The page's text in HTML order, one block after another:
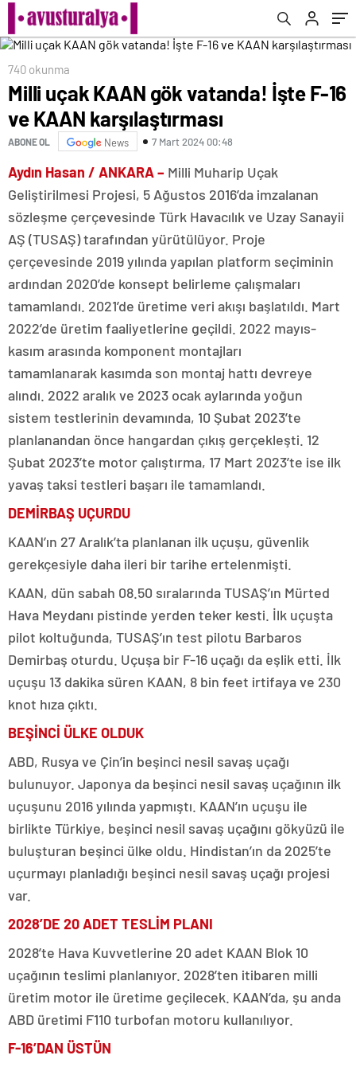
740 okunma
Milli uçak KAAN gök vatanda! İşte F-16
ve KAAN karşılaştırması
ABONE OL News 7 Mart 2024 00:48
Aydın Hasan / ANKARA – Milli Muharip Uçak
Geliştirilmesi Projesi, 5 Ağustos 2016’da imzalanan
sözleşme çerçevesinde Türk Havacılık ve Uzay Sanayii
AŞ (TUSAŞ) tarafından yürütülüyor. Proje
çerçevesinde 2019 yılında yapılan platform seçiminin
ardından 2020’de konsept belirleme çalışmaları
tamamlandı. 2021’de üretime veri akışı başlatıldı. Mart
2022’de üretim faaliyetlerine geçildi. 2022 mayıs-
kasım arasında komponent montajları
tamamlanarak kasımda son montaj hattı devreye
alındı. 2022 aralık ve 2023 ocak aylarında yoğun
sistem testlerinin devamında, 10 Şubat 2023’te
planlanandan önce hangardan çıkış gerçekleşti. 12
Şubat 2023’te motor çalıştırma, 17 Mart 2023’te ise ilk
yavaş taksi testleri başarı ile tamamlandı.
DEMİRBAŞ UÇURDU
KAAN’ın 27 Aralık’ta planlanan ilk uçuşu, güvenlik
gerekçesiyle daha ileri bir tarihe ertelenmişti.
KAAN, dün sabah 08.50 sıralarında TUSAŞ’ın Mürted
Hava Meydanı pistinde yerden teker kesti. İlk uçuşta
pilot koltuğunda, TUSAŞ’ın test pilotu Barbaros
Demirbaş oturdu. Uçuşa bir F-16 uçağı da eşlik etti. İlk
uçuşu 13 dakika süren KAAN, 8 bin feet irtifaya ve 230
knot hıza çıktı.
BEŞİNCİ ÜLKE OLDUK
ABD, Rusya ve Çin’in beşinci nesil savaş uçağı
bulunuyor. Japonya da beşinci nesil savaş uçağının ilk
uçuşunu 2016 yılında yapmıştı. KAAN’ın uçuşu ile
birlikte Türkiye, beşinci nesil savaş uçağını gökyüzü ile
buluşturan beşinci ülke oldu. Hindistan’ın da 2025’te
uçurmayı planladığı beşinci nesil savaş uçağı projesi
var.
2028’DE 20 ADET TESLİM PLANI
2028’te Hava Kuvvetlerine 20 adet KAAN Blok 10
uçağının teslimi planlanıyor. 2028’ten itibaren milli
üretim motor ile üretime geçilecek. KAAN’da, şu anda
ABD üretimi F110 turbofan motoru kullanılıyor.
F-16’DAN ÜSTÜN